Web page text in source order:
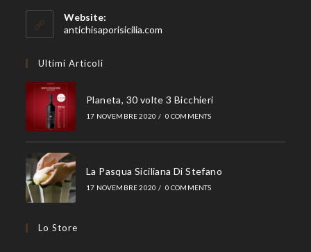
Website:
antichisaporisicilia.com
Ultimi Articoli
Planeta, 30 volte 3 Bicchieri
17 NOVEMBRE 2020 / 0 COMMENTS
La Pasqua Siciliana Di Stefano
17 NOVEMBRE 2020 / 0 COMMENTS
Lo Store